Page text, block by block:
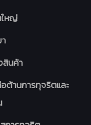
หญ่
นค้า
ต้านการทุจริตและ